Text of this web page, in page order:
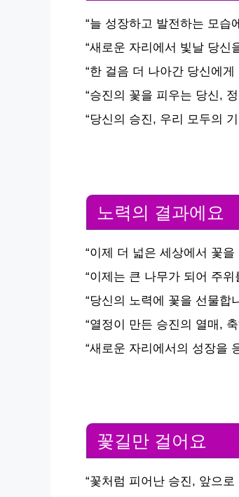
“늘 성장하고 발전하는 모습
“새로운 자리에서 빛날 당신
“한 걸음 더 나아간 당신에
“승진의 꽃을 피우는 당신,
“당신의 승진, 우리 모두의
노력의 결과에요
“이제 더 넓은 세상에서 꽃
“이제는 큰 나무가 되어 주
“당신의 노력에 꽃을 선물합
“열정이 만든 승진의 열매,
“새로운 자리에서의 성장을
꽃길만 걸어요
“꽃처럼 피어난 승진, 앞으로